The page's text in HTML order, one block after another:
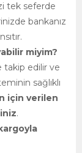
tek seferde
bankanız
miyim?
takip edilir ve
sağlıklı
için verilen
.